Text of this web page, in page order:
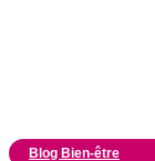
Blog Bien-être